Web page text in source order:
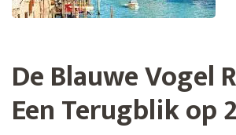
De Blauwe Vogel
Een Terugblik op